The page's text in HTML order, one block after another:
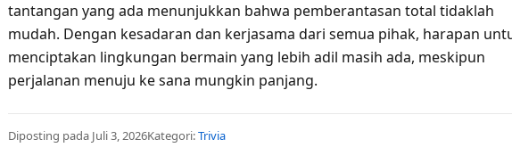
tantangan yang ada menunjukkan bahwa pemberantasan total tidaklah
mudah. Dengan kesadaran dan kerjasama dari semua pihak, harapan
menciptakan lingkungan bermain yang lebih adil masih ada, meskipun
perjalanan menuju ke sana mungkin panjang.
Diposting pada Juli 3, 2026Kategori:Trivia